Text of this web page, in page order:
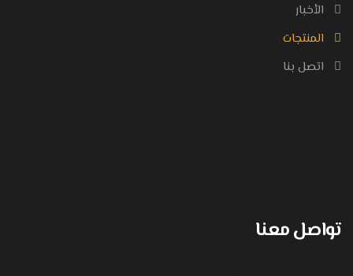
الأخبار
المنتجات
اتصل بنا
تواصل معنا